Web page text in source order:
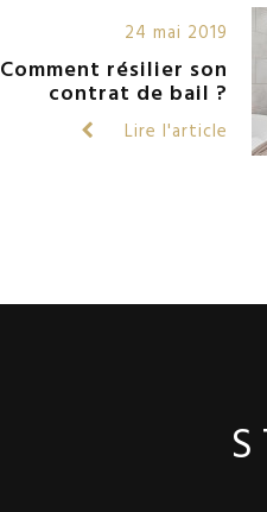
24 mai 2019
Comment résilier son
contrat de bail ?
Lire l'article